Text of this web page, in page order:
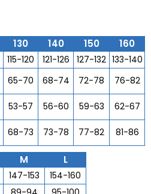
130 140 150 160
115-120 121-126 127-132 133-140
65-70 68-74 72-78
76-82
53-57 56-60 59-63
62-67
68-73 73-78 77-82 81-86
M L
147-153
154-160